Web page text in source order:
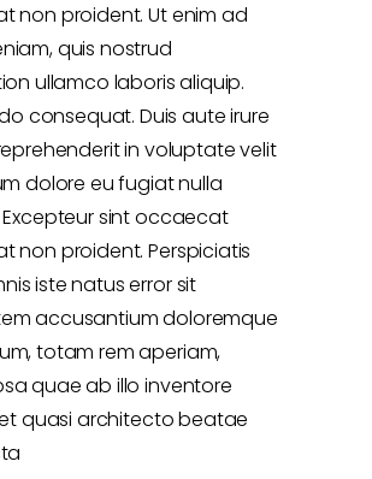
non proident. Ut enim ad
quis nostrud
ullamco laboris aliquip.
consequat. Duis aute irure
in voluptate velit
dolore eu fugiat nulla
sint occaecat
non proident. Perspiciatis
iste natus error sit
accusantium doloremque
totam rem aperiam,
quae ab illo inventore
quasi architecto beatae